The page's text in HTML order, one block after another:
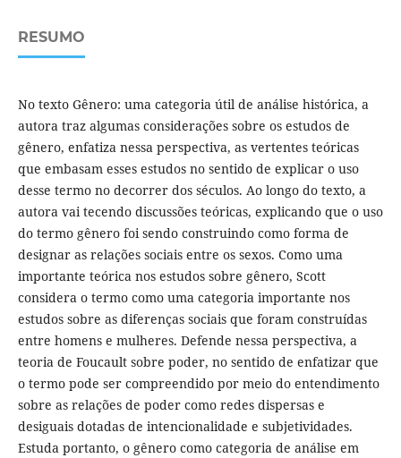
RESUMO
No texto Gênero: uma categoria útil de análise histórica, a
autora traz algumas considerações sobre os estudos de
gênero, enfatiza nessa perspectiva, as vertentes teóricas
que embasam esses estudos no sentido de explicar o uso
desse termo no decorrer dos séculos. Ao longo do texto, a
autora vai tecendo discussões teóricas, explicando que o uso
do termo gênero foi sendo construindo como forma de
designar as relações sociais entre os sexos. Como uma
importante teórica nos estudos sobre gênero, Scott
considera o termo como uma categoria importante nos
estudos sobre as diferenças sociais que foram construídas
entre homens e mulheres. Defende nessa perspectiva, a
teoria de Foucault sobre poder, no sentido de enfatizar que
o termo pode ser compreendido por meio do entendimento
sobre as relações de poder como redes dispersas e
desiguais dotadas de intencionalidade e subjetividades.
Estuda portanto, o gênero como categoria de análise em